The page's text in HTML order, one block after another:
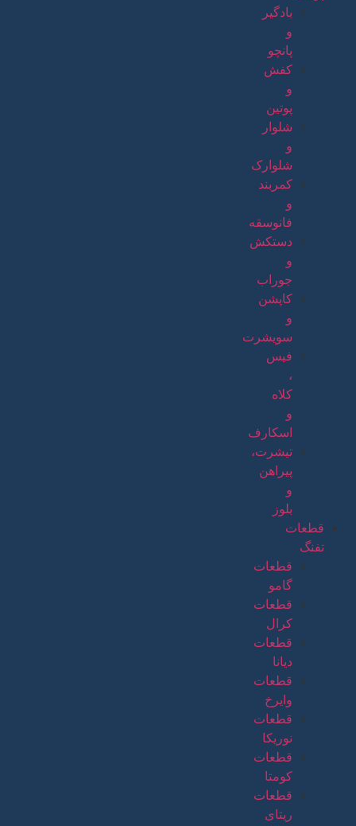
بادگیر
و
پانچو
کفش
و
پوتین
شلوار
و
شلوارک
کمربند
و
فانوسقه
دستکش
و
جوراب
کاپشن
و
سویشرت
فیس
،
کلاه
و
اسکارف
تیشرت،
پیراهن
و
بلوز
قطعات
تفنگ
قطعات
گامو
قطعات
کرال
قطعات
دیانا
قطعات
وایرخ
قطعات
نوریکا
قطعات
کومتا
قطعات
ریتای